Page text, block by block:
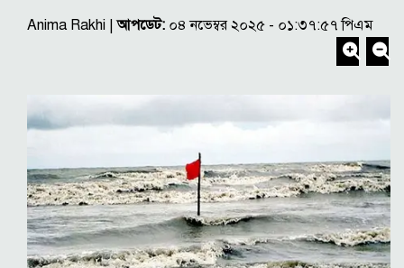
Anima Rakhi |আপডেট: ০৪ নভেম্বর ২০২৫ - ০১:৩৭:৫৭ পিএম